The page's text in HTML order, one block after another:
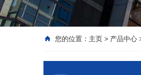
您的位置： 主页 > 产品中心